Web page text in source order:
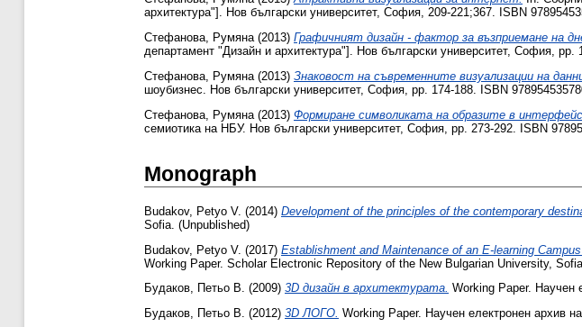
архитектура"]. Нов български университет, София, 209-221;367. ISBN
Стефанова, Румяна(2013) Графичният дизайн - фактор за възприемане на
департамент "Дизайн и архитектура"]. Нов български университет, София, pp.
Стефанова, Румяна (2013) Знаковост на съвременните визуализации на
шоубизнес. Нов български университет, София, pp. 174-188. ISBN
Стефанова, Румяна (2013) Формиране символиката на образите в
семиотика на НБУ. Нов български университет, София, pp. 273-292. ISBN
Monograph
Budakov, Petyo V. (2014) Development of the principles of the contemporary
Sofia. (Unpublished)
Budakov, Petyo V. (2017) Establishment and Maintenance of an E-learning
Working Paper. Scholar Electronic Repository of the New Bulgarian University,
Будаков, Петьо В. (2009) 3D дизайн в архитектурата. Working Paper. Научен
Будаков, Петьо В. (2012) 3D ЛОГО. Working Paper. Научен електронен архив